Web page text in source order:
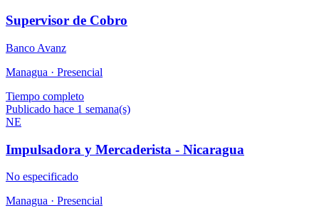
Supervisor de Cobro
Banco Avanz
Managua · Presencial
Tiempo completo
Publicado hace 1 semana(s)
NE
Impulsadora y Mercaderista - Nicaragua
No especificado
Managua · Presencial